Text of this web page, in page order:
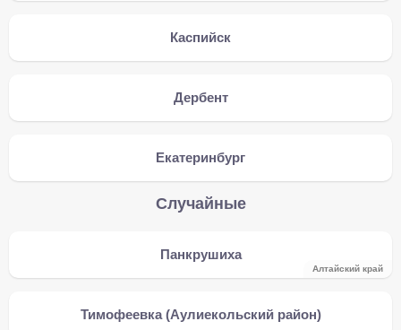
Каспийск
Дербент
Екатеринбург
Случайные
Панкрушиха
Алтайский край
Тимофеевка (Аулиекольский район)